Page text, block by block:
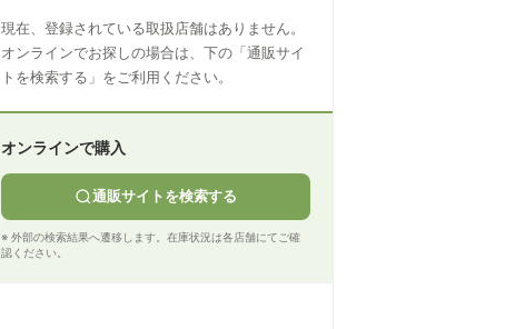
現在、登録されている取扱店舗はありません。
オンラインでお探しの場合は、下の「通販サイ
トを検索する」をご利用ください。
オンラインで購入
通販サイトを検索する
※ 外部の検索結果へ遷移します。在庫状況は各店舗にてご確
認ください。